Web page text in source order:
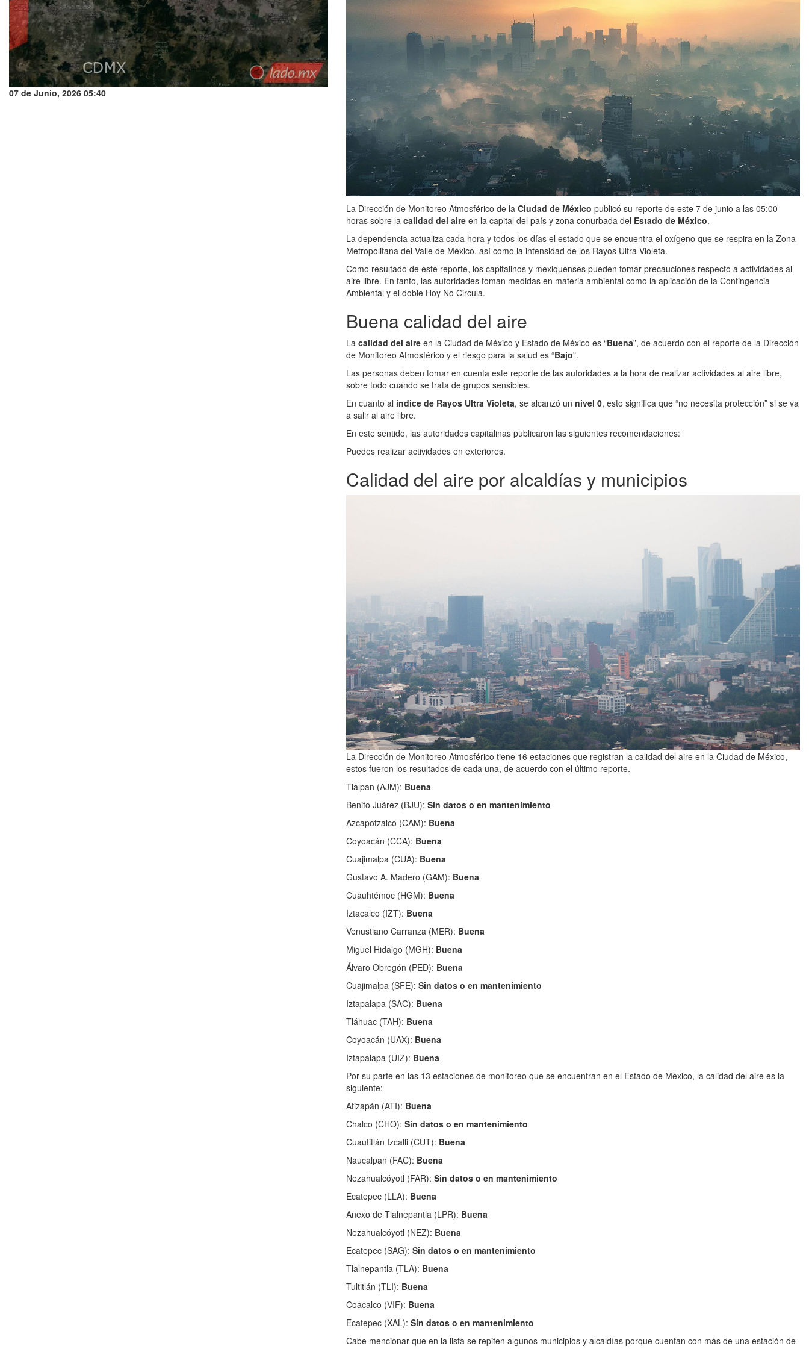
07 de Junio, 2026 05:40
La Dirección de Monitoreo Atmosférico de la Ciudad de México publicó su reporte de este 7 de junio a las 05:00
horas sobre la calidad del aire en la capital del país y zona conurbada del Estado de México.
La dependencia actualiza cada hora y todos los días el estado que se encuentra el oxígeno que se respira en la Zona
Metropolitana del Valle de México, así como la intensidad de los Rayos Ultra Violeta.
Como resultado de este reporte, los capitalinos y mexiquenses pueden tomar precauciones respecto a actividades al
aire libre. En tanto, las autoridades toman medidas en materia ambiental como la aplicación de la Contingencia
Ambiental y el doble Hoy No Circula.
Buena calidad del aire
La calidad del aire en la Ciudad de México y Estado de México es “Buena”, de acuerdo con el reporte de la Dirección
de Monitoreo Atmosférico y el riesgo para la salud es “Bajo".
Las personas deben tomar en cuenta este reporte de las autoridades a la hora de realizar actividades al aire libre,
sobre todo cuando se trata de grupos sensibles.
En cuanto al índice de Rayos Ultra Violeta, se alcanzó un nivel 0, esto significa que “no necesita protección” si se va
a salir al aire libre.
En este sentido, las autoridades capitalinas publicaron las siguientes recomendaciones:
Puedes realizar actividades en exteriores.
Calidad del aire por alcaldías y municipios
La Dirección de Monitoreo Atmosférico tiene 16 estaciones que registran la calidad del aire en la Ciudad de México,
estos fueron los resultados de cada una, de acuerdo con el último reporte.
Tlalpan (AJM): Buena
Benito Juárez (BJU): Sin datos o en mantenimiento
Azcapotzalco (CAM): Buena
Coyoacán (CCA): Buena
Cuajimalpa (CUA): Buena
Gustavo A. Madero (GAM): Buena
Cuauhtémoc (HGM): Buena
Iztacalco (IZT): Buena
Venustiano Carranza (MER): Buena
Miguel Hidalgo (MGH): Buena
Álvaro Obregón (PED): Buena
Cuajimalpa (SFE): Sin datos o en mantenimiento
Iztapalapa (SAC): Buena
Tláhuac (TAH): Buena
Coyoacán (UAX): Buena
Iztapalapa (UIZ): Buena
Por su parte en las 13 estaciones de monitoreo que se encuentran en el Estado de México, la calidad del aire es la
siguiente:
Atizapán (ATI): Buena
Chalco (CHO): Sin datos o en mantenimiento
Cuautitlán Izcalli (CUT): Buena
Naucalpan (FAC): Buena
Nezahualcóyotl (FAR): Sin datos o en mantenimiento
Ecatepec (LLA): Buena
Anexo de Tlalnepantla (LPR): Buena
Nezahualcóyotl (NEZ): Buena
Ecatepec (SAG): Sin datos o en mantenimiento
Tlalnepantla (TLA): Buena
Tultitlán (TLI): Buena
Coacalco (VIF): Buena
Ecatepec (XAL): Sin datos o en mantenimiento
Cabe mencionar que en la lista se repiten algunos municipios y alcaldías porque cuentan con más de una estación de